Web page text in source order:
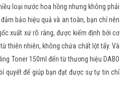
loại nước hoa hồng nhưng không phải
bảo hiệu quả và an toàn, bạn chỉ nên
xuất xứ rõ ràng, được kiểm định bởi cơ
thiên nhiên, không chứa chất lột tẩy. Và
Toner 150ml đến từ thương hiệu DABO
quyết để giúp bạn đạt được sự tự tin chỉ